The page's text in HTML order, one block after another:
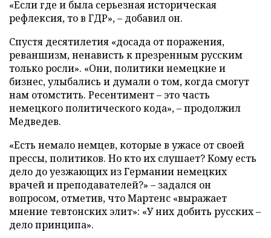
«Если где и была серьезная историческая
рефлексия, то в ГДР», – добавил он.
Спустя десятилетия «досада от поражения,
реваншизм, ненависть к презренным русским
только росли». «Они, политики немецкие и
бизнес, улыбались и думали о том, когда смогут
нам отомстить. Ресентимент – это часть
немецкого политического кода», – продолжил
Медведев.
«Есть немало немцев, которые в ужасе от своей
прессы, политиков. Но кто их слушает? Кому есть
дело до уезжающих из Германии немецких
врачей и преподавателей?» – задался он
вопросом, отметив, что Мартенс «выражает
мнение тевтонских элит»: «У них добить русских –
дело принципа».